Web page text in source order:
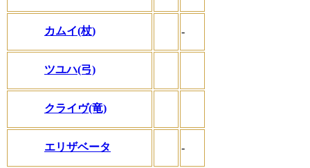
カムイ(杖) -
ツユハ(弓)
クライヴ(竜)
エリザベータ -